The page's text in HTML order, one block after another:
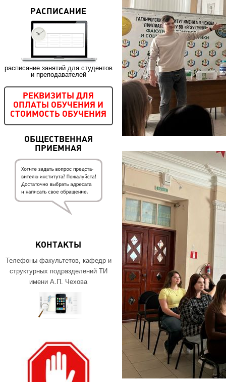
РАСПИСАНИЕ
расписание занятий для студентов
и преподавателей
РЕКВИЗИТЫ ДЛЯ
ОПЛАТЫ ОБУЧЕНИЯ И
СТОИМОСТЬ ОБУЧЕНИЯ
ОБЩЕСТВЕННАЯ
ПРИЕМНАЯ
КОНТАКТЫ
Телефоны факультетов, кафедр и
структурных подразделений ТИ
имени А.П. Чехова